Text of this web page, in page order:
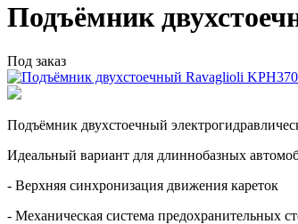
Подъёмник
Под заказ
Подъёмник двухстоечный
Идеальный вариант для длиннобазных
- Верхняя синхронизация движения кареток
- Механическая система предохранительных